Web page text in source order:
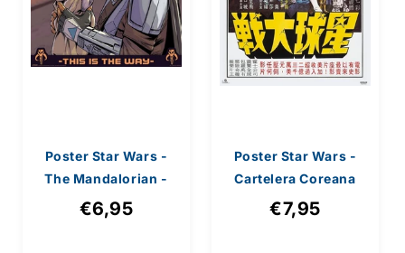
Poster Star Wars -
The Mandalorian -
Hello Little One
40x50cm
€6,95
Poster Star Wars -
Cartelera Coreana
61x91,5cm
€7,95